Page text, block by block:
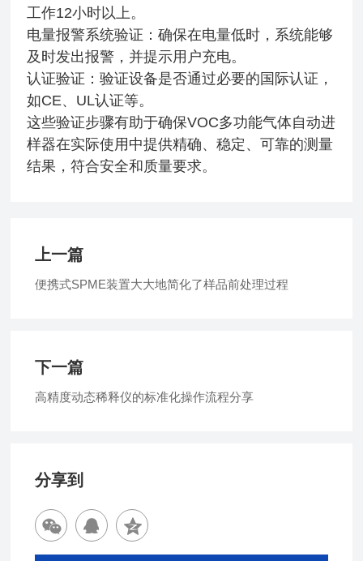
工作12小时以上。
电量报警系统验证：确保在电量低时，系统能够
及时发出报警，并提示用户充电。
认证验证：验证设备是否通过必要的国际认证，
如CE、UL认证等。
这些验证步骤有助于确保VOC多功能气体自动进
样器在实际使用中提供精确、稳定、可靠的测量
结果，符合安全和质量要求。
上一篇
便携式SPME装置大大地简化了样品前处理过程
下一篇
高精度动态稀释仪的标准化操作流程分享
分享到